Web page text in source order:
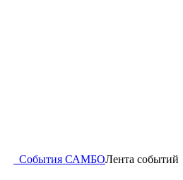
События САМБОЛента событий